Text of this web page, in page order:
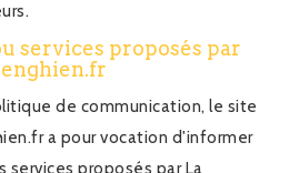
services proposés par
de communication, le site
a pour vocation d'informer
services proposés par La